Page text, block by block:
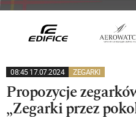
08:45 17.07.2024 ZEGARKI
Propozycje
„Zegarki przez